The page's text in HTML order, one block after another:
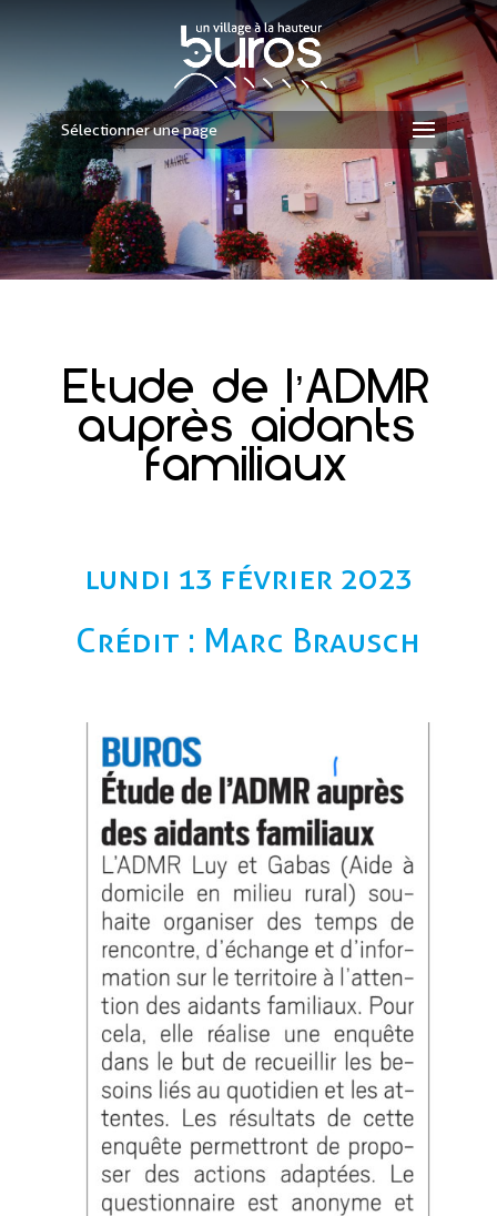
Sélectionner une page
Etude de l’ADMR
auprès aidants
familiaux
lundi 13 février 2023
Crédit : Marc Brausch